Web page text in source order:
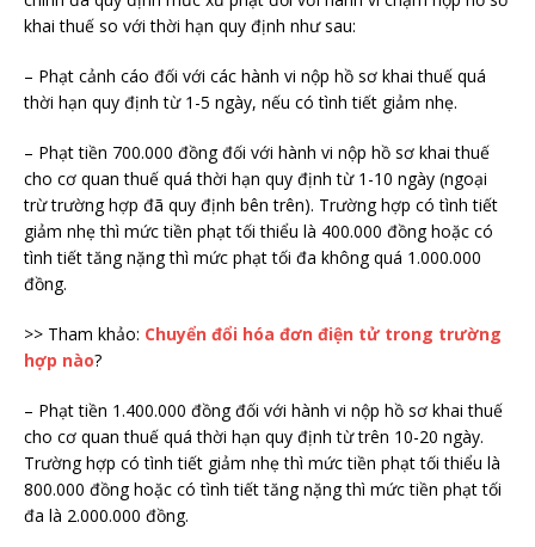
khai thuế so với thời hạn quy định như sau:
– Phạt cảnh cáo đối với các hành vi nộp hồ sơ khai thuế quá
thời hạn quy định từ 1-5 ngày, nếu có tình tiết giảm nhẹ.
– Phạt tiền 700.000 đồng đối với hành vi nộp hồ sơ khai thuế
cho cơ quan thuế quá thời hạn quy định từ 1-10 ngày (ngoại
trừ trường hợp đã quy định bên trên). Trường hợp có tình tiết
giảm nhẹ thì mức tiền phạt tối thiểu là 400.000 đồng hoặc có
tình tiết tăng nặng thì mức phạt tối đa không quá 1.000.000
đồng.
>> Tham khảo: Chuyển đổi hóa đơn điện tử trong trường
hợp nào?
– Phạt tiền 1.400.000 đồng đối với hành vi nộp hồ sơ khai thuế
cho cơ quan thuế quá thời hạn quy định từ trên 10-20 ngày.
Trường hợp có tình tiết giảm nhẹ thì mức tiền phạt tối thiểu là
800.000 đồng hoặc có tình tiết tăng nặng thì mức tiền phạt tối
đa là 2.000.000 đồng.